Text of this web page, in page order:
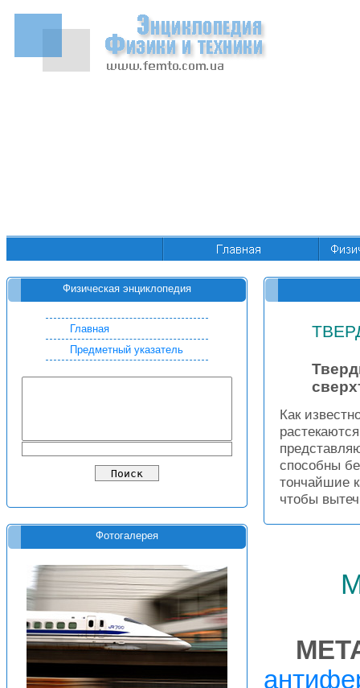
Физическая энциклопедия
Главная
Предметный указатель
Фотогалерея
Как
способны
тончайшие
чтобы